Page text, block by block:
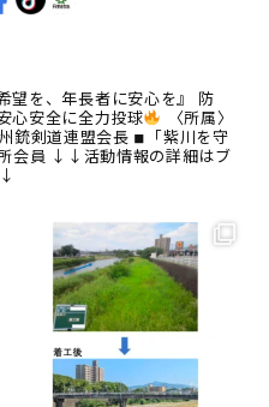
望を、年長者に安心を』
防
心安全に全力投球
〈所属〉
銃剣道連盟会長 ◾︎「紫川を守
会員 ↓↓活動情報の詳細はブ